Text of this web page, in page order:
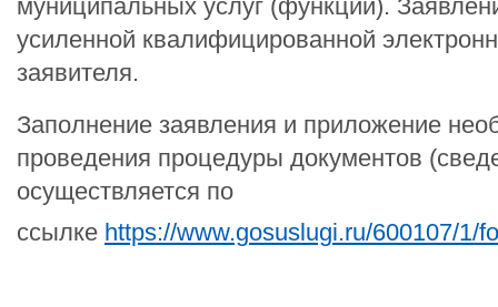
муниципальных услуг (функций).
усиленной квалифицированной
заявителя.
Заполнение заявления и приложение
проведения процедуры документов
осуществляется по
ссылке https://www.gosuslugi.ru/600107/1/